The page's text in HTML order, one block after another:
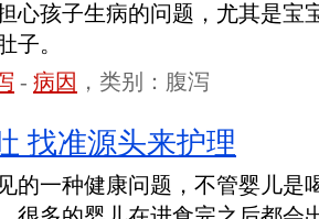
心孩子生病的问题，尤其是宝
子。
- 病因 ，类别：腹泻
找准源头来护理
的一种健康问题，不管婴儿是